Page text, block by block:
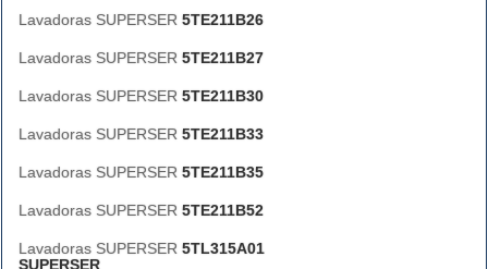
Lavadoras SUPERSER 5TE211B26
Lavadoras SUPERSER 5TE211B27
Lavadoras SUPERSER 5TE211B30
Lavadoras SUPERSER 5TE211B33
Lavadoras SUPERSER 5TE211B35
Lavadoras SUPERSER 5TE211B52
Lavadoras SUPERSER 5TL315A01
SUPERSER